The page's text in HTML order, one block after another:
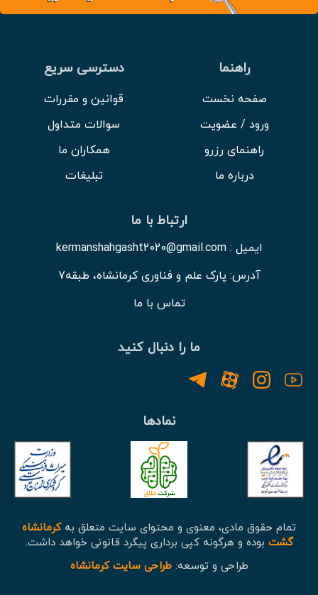
راهنما
صفحه نخست
ورود / عضویت
راهنمای رزرو
درباره ما
دسترسی سریع
قوانین و مقررات
سوالات متداول
همکاران ما
تبلیغات
ارتباط با ما
ایمیل : kermanshahgasht2020@gmail.com
آدرس: پارک علم و فناوری کرمانشاه، طبقه7
تماس با ما
ما را دنبال کنید
نمادها
تمام حقوق مادی، معنوی و محتوای سایت متعلق بهکرمانشاه
گشت بوده و هرگونه کپی برداری پیگرد قانونی خواهد داشت.
طراحی و توسعه:طراحی سایت کرمانشاه